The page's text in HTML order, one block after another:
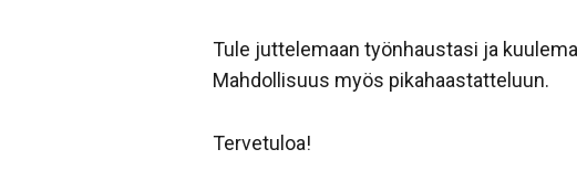
Tule juttelemaan työnhaustasi ja
Mahdollisuus myös pikahaastatteluun.
Tervetuloa!